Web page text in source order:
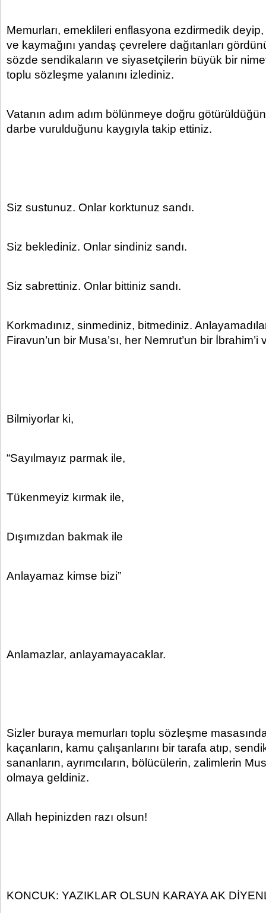
Memurları, emeklileri enflasyona ezdirmedik deyip,
ve kaymağını yandaş çevrelere dağıtanları
sözde sendikaların ve siyasetçilerin büyük bir
toplu sözleşme yalanını izlediniz.
Vatanın adım adım bölünmeye doğru
darbe vurulduğunu kaygıyla takip ettiniz.
Siz sustunuz. Onlar korktunuz sandı.
Siz beklediniz. Onlar sindiniz sandı.
Siz sabrettiniz. Onlar bittiniz sandı.
Korkmadınız, sinmediniz, bitmediniz.
Firavun’un bir Musa’sı, her Nemrut’un bir İbrahim’i
Bilmiyorlar ki,
“Sayılmayız parmak ile,
Tükenmeyiz kırmak ile,
Dışımızdan bakmak ile
Anlayamaz kimse bizi”
Anlamazlar, anlayamayacaklar.
Sizler buraya memurları toplu sözleşme
kaçanların, kamu çalışanlarını bir tarafa atıp,
sananların, ayrımcıların, bölücülerin, zalimlerin
olmaya geldiniz.
Allah hepinizden razı olsun!
KONCUK: YAZIKLAR OLSUN KARAYA AK